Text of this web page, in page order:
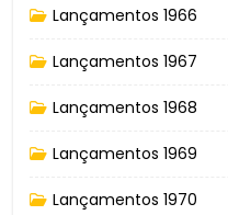
Lançamentos 1966
Lançamentos 1967
Lançamentos 1968
Lançamentos 1969
Lançamentos 1970